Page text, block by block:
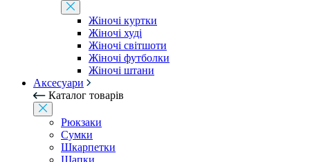
Жіночі куртки
Жіночі худі
Жіночі світшоти
Жіночі футболки
Жіночі штани
Аксесуари
Каталог товарів
Рюкзаки
Сумки
Шкарпетки
Шапки